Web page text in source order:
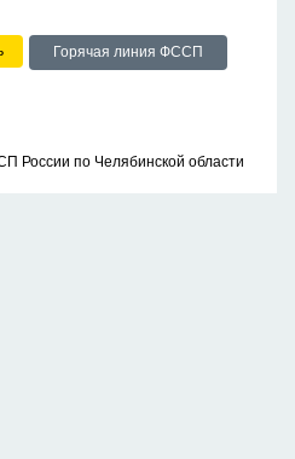
Горячая линия ФССП
России по Челябинской области